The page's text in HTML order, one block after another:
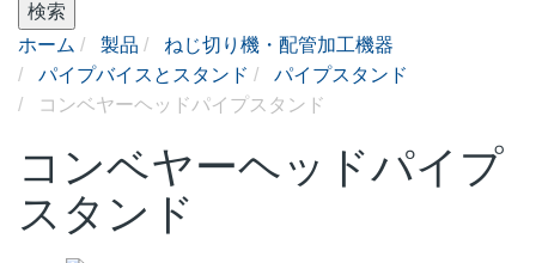
検索
ホーム
製品
ねじ切り機・配管加工機器
パイプバイスとスタンド
パイプスタンド
コンベヤーヘッドパイプスタンド
コンベヤーヘッドパイプ
スタンド